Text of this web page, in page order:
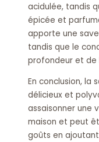
acidulée, tandis
épicée et
apporte une
tandis que le
profondeur et de
En conclusion, la
délicieux et
assaisonner une
maison et peut
goûts en